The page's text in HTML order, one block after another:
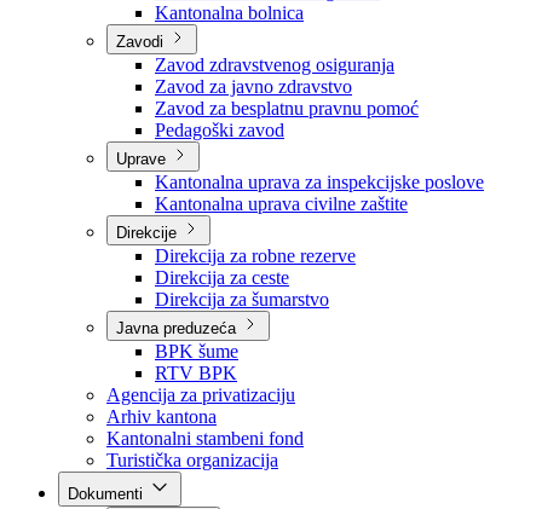
Ustanove
Centar za socijalni rad
Dom za stara i iznemogla lica
Kantonalna bolnica
Zavodi
Zavod zdravstvenog osiguranja
Zavod za javno zdravstvo
Zavod za besplatnu pravnu pomoć
Pedagoški zavod
Uprave
Kantonalna uprava za inspekcijske poslove
Kantonalna uprava civilne zaštite
Direkcije
Direkcija za robne rezerve
Direkcija za ceste
Direkcija za šumarstvo
Javna preduzeća
BPK šume
RTV BPK
Agencija za privatizaciju
Arhiv kantona
Kantonalni stambeni fond